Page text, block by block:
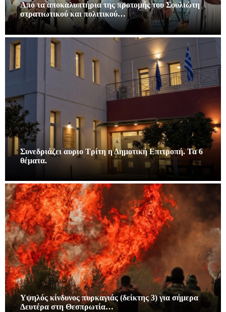
Απο τα αποκαλυπτήρια της προτομής του Σουλιώτη
στρατιωτικού και πολιτικού…
Συνεδριάζει αυριο Τρίτη η Δημοτική Επιτροπή. Τα 6
θέματα.
Υψηλός κίνδυνος πυρκαγιάς (δείκτης 3) για σήμερα
Δευτέρα στη Θεσπρωτία…